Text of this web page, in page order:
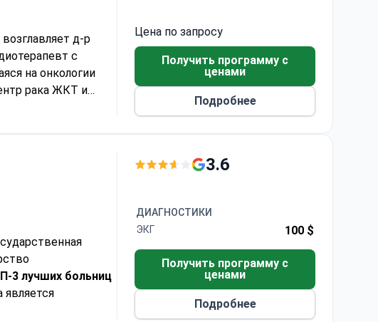
д-р
с
на онкологии
рака ЖКТ и
Израильского
Цена по запросу
Получить программу с
ценами
Подробнее
3 лучших больниц
является
базой
3.6
ДИАГНОСТИКИ
ЭКГ
100 $
Получить программу с
ценами
Подробнее